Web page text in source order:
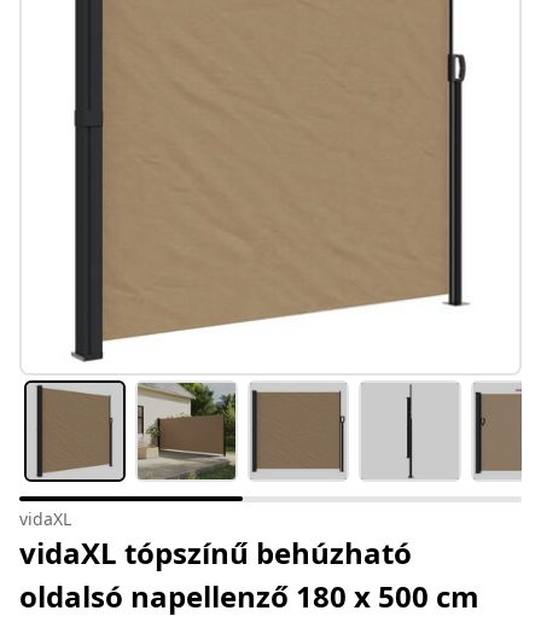
vidaXL
vidaXL tópszínű behúzható
oldalsó napellenző 180 x 500 cm